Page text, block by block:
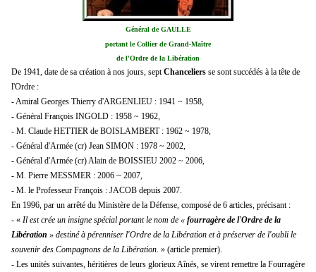
Général de GAULLE
portant le Collier de Grand-Maître
de l'Ordre de la Libération
De 1941, date de sa création à nos jours, sept Chanceliers se sont succédés à la tête de
l'Ordre :
- Amiral Georges Thierry d'ARGENLIEU : 1941 ~ 1958,
- Général François INGOLD : 1958 ~ 1962,
- M. Claude HETTIER de BOISLAMBERT : 1962 ~ 1978,
- Général d'Armée (cr) Jean SIMON : 1978 ~ 2002,
- Général d'Armée (cr) Alain de BOISSIEU 2002 ~ 2006,
- M. Pierre MESSMER : 2006 ~ 2007,
- M. le Professeur François : JACOB depuis 2007.
En 1996, par un arrêté du Ministère de la Défense, composé de 6 articles, précisant :
- « Il est crée un insigne spécial portant le nom de « fourragère de l'Ordre de la
Libération » destiné à pérenniser l'Ordre de la Libération et à préserver de l'oubli le
souvenir des Compagnons de la Libération. » (article premier).
- Les unités suivantes, héritières de leurs glorieux Aînés, se virent remettre la Fourragère